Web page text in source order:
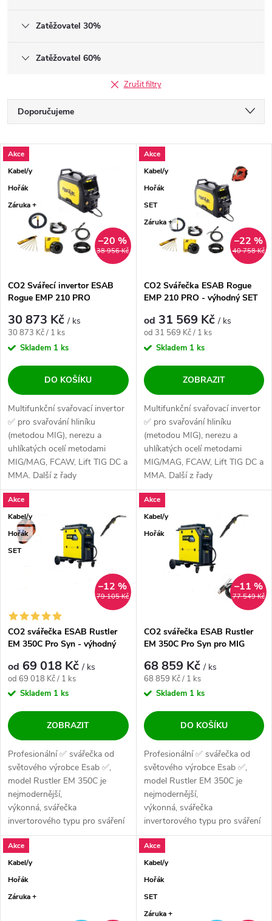
Zatěžovatel 30%
Zatěžovatel 60%
Zrušit filtry
Řazení produktů
Doporučujeme
Nejdražší
Nejprodávanější
Abecedně
Výpis produktů
Akce
Kabel/y
Hořák
Záruka +
38 956 Kč
–20 %
CO2 Svářecí invertor ESAB
Rogue EMP 210 PRO
30 873 Kč/ ks
Měrná cena:
30 873 Kč / 1 ks
Skladem 1 ks
DO KOŠÍKU
Multifunkční svařovací invertor
✅ pro svařování hliníku
(metodou MIG), nerezu a
uhlíkatých ocelí metodami
MIG/MAG, FCAW, Lift TIG DC a
MMA. Další z řady
profesionálních strojů...
Akce
Kabel/y
Hořák
SET
Záruka +
40 758 Kč
–22 %
CO2 Svářečka ESAB Rogue
EMP 210 PRO - výhodný SET
od 31 569 Kč/ ks
Měrná cena:
od 31 569 Kč / 1 ks
Skladem 1 ks
ZOBRAZIT
Multifunkční svařovací invertor
✅ pro svařování hliníku
(metodou MIG), nerezu a
uhlíkatých ocelí metodami
MIG/MAG, FCAW, Lift TIG DC a
MMA. Další z řady
profesionálních strojů...
Akce
Kabel/y
Hořák
SET
79 105 Kč
–12 %
CO2 svářečka ESAB Rustler
EM 350C Pro Syn - výhodný
od 69 018 Kč/ ks
Měrná cena:
od 69 018 Kč / 1 ks
Skladem 1 ks
ZOBRAZIT
Profesionální ✅ svářečka od
světového výrobce Esab ✅,
model Rustler EM 350C je
nejmodernější,
výkonná, svářečka
invertorového typu pro sváření
v ochranné atmosféře...
Akce
Kabel/y
Hořák
77 549 Kč
–11 %
CO2 svářečka ESAB Rustler
EM 350C Pro Syn pro MIG
68 859 Kč/ ks
Měrná cena:
68 859 Kč / 1 ks
Skladem 1 ks
DO KOŠÍKU
Profesionální ✅ svářečka od
světového výrobce Esab ✅,
model Rustler EM 350C je
nejmodernější,
výkonná, svářečka
invertorového typu pro sváření
v ochranné atmosféře...
Akce
Kabel/y
Hořák
Záruka +
Akce
Kabel/y
Hořák
SET
Záruka +